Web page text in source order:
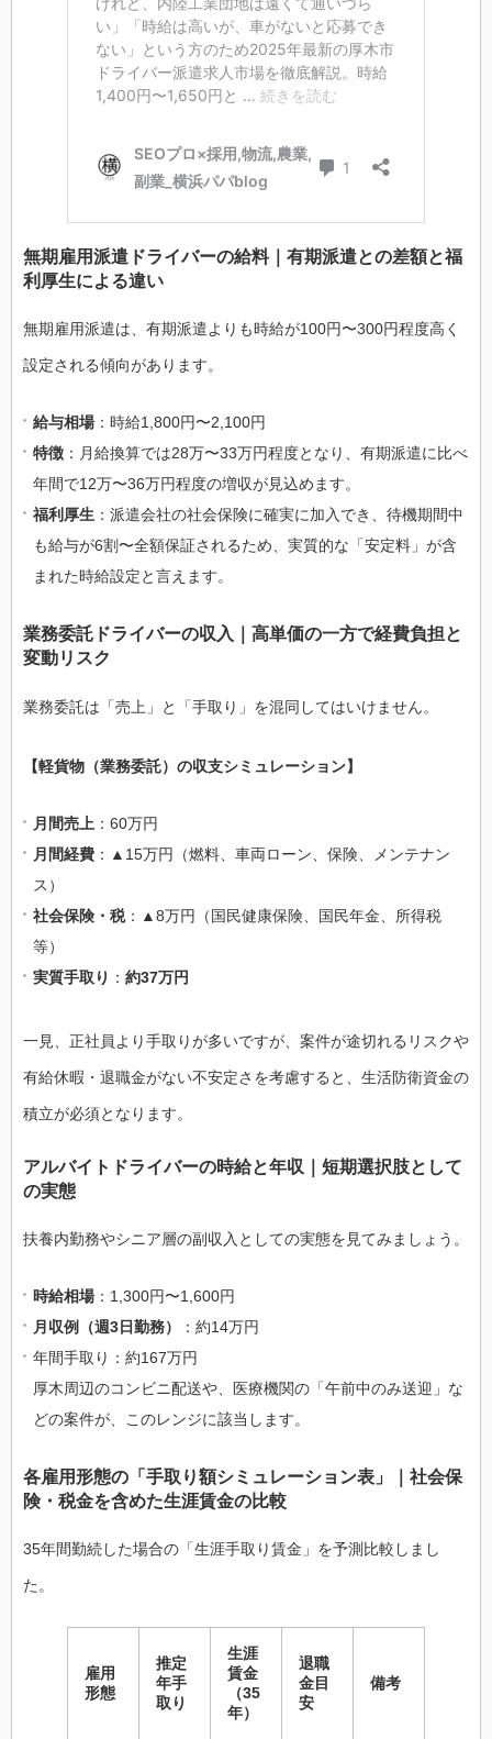
無期雇用派遣ドライバーの給料｜有期派遣との差額と福
利厚生による違い
無期雇用派遣は、有期派遣よりも時給が100円〜300円程度高く
設定される傾向があります。
給与相場：時給1,800円〜2,100円
特徴 ：月給換算では28万〜33万円程度となり、有期派遣に比べ
年間で12万〜36万円程度の増収が見込めます。
福利厚生 ：派遣会社の社会保険に確実に加入でき、待機期間中
も給与が6割〜全額保証されるため、実質的な「安定料」が含
まれた時給設定と言えます。
業務委託ドライバーの収入｜高単価の一方で経費負担と
変動リスク
業務委託は「売上」と「手取り」を混同してはいけません。
【軽貨物（業務委託）の収支シミュレーション】
月間売上 ：60万円
月間経費 ：▲15万円（燃料、車両ローン、保険、メンテナン
ス）
社会保険・税：▲8万円（国民健康保険、国民年金、所得税
等）
実質手取り ： 約37万円
一見、正社員より手取りが多いですが、案件が途切れるリスクや
有給休暇・退職金がない不安定さを考慮すると、生活防衛資金の
積立が必須となります。
アルバイトドライバーの時給と年収｜短期選択肢として
の実態
扶養内勤務やシニア層の副収入としての実態を見てみましょう。
時給相場：1,300円〜1,600円
月収例（週3日勤務）
：約14万円
年間手取り：約167万円
厚木周辺のコンビニ配送や、医療機関の「午前中のみ送迎」な
どの案件が、このレンジに該当します。
各雇用形態の「手取り額シミュレーション表」｜社会保
険・税金を含めた生涯賃金の比較
35年間勤続した場合の「生涯手取り賃金」を予測比較しまし
た。
雇用
形態
推定
年手
取り
生涯
賃金
（35
年）
退職
金目
安
備考